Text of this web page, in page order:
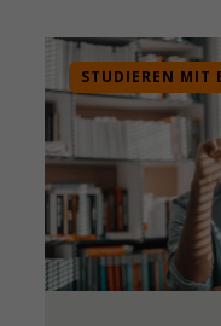
STUDIEREN MIT